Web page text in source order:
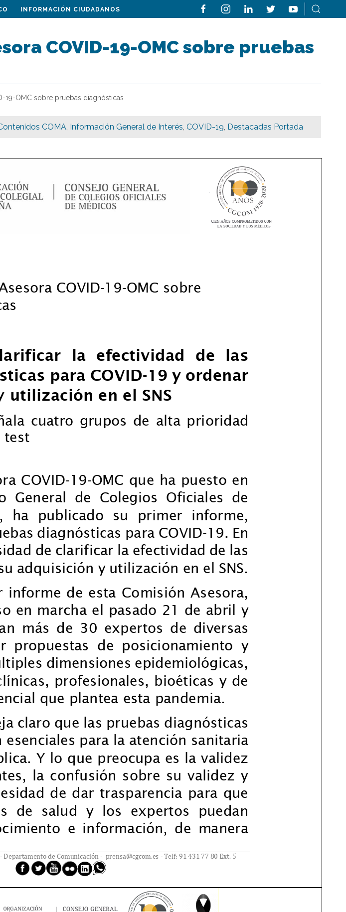
INFORMACIÓN CIUDADANOS
COVID-19-OMC sobre pruebas
19-OMC sobre pruebas diagnósticas
COMA, Información General de Interés, COVID-19, Destacadas Portada